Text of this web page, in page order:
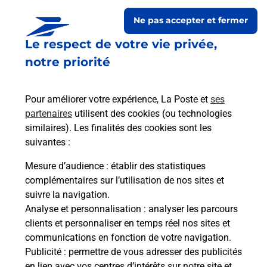
Le respect de votre vie privée,
notre priorité
Pour améliorer votre expérience, La Poste et ses
partenaires utilisent des cookies (ou technologies
similaires). Les finalités des cookies sont les
suivantes :
Mesure d’audience : établir des statistiques
complémentaires sur l’utilisation de nos sites et
suivre la navigation.
Analyse et personnalisation : analyser les parcours
clients et personnaliser en temps réel nos sites et
communications en fonction de votre navigation.
Publicité : permettre de vous adresser des publicités
Ne pas accepter et fermer
Boîte aux Lettres La Poste
Prochaine collecte du courrier vendredi
08h30
1 Grande Rue
70700 Vellemoz
Itinéraire
Le lien s'ouvre dans un nouvel onglet